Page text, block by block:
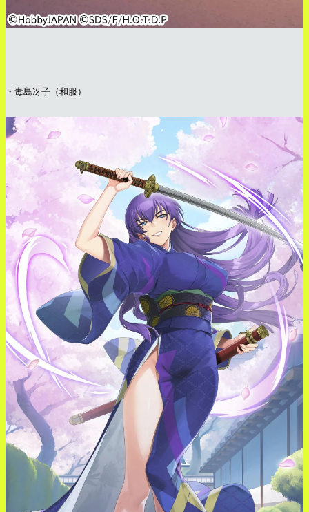
・毒島冴子（和服）